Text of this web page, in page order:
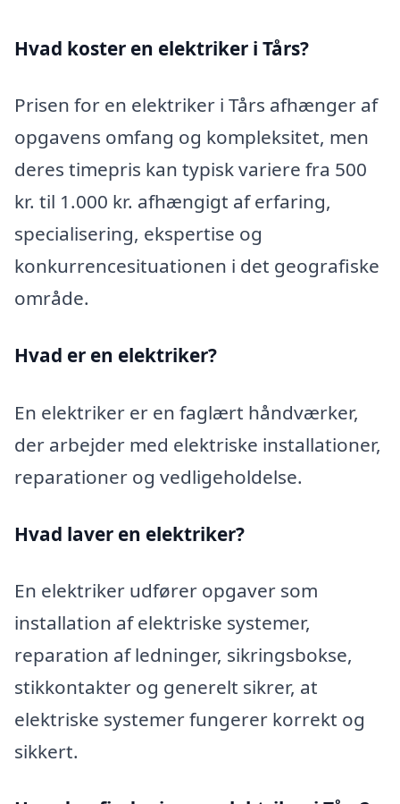
Hvad koster en elektriker i Tårs?
Prisen for en elektriker i Tårs afhænger af
opgavens omfang og kompleksitet, men
deres timepris kan typisk variere fra 500
kr. til 1.000 kr. afhængigt af erfaring,
specialisering, ekspertise og
konkurrencesituationen i det geografiske
område.
Hvad er en elektriker?
En elektriker er en faglært håndværker,
der arbejder med elektriske installationer,
reparationer og vedligeholdelse.
Hvad laver en elektriker?
En elektriker udfører opgaver som
installation af elektriske systemer,
reparation af ledninger, sikringsbokse,
stikkontakter og generelt sikrer, at
elektriske systemer fungerer korrekt og
sikkert.